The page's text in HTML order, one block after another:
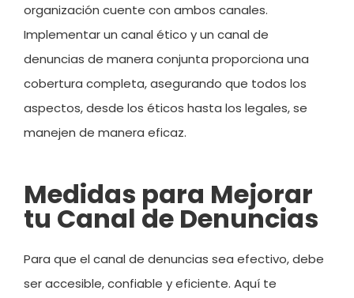
organización cuente con ambos canales.
Implementar un canal ético y un canal de
denuncias de manera conjunta proporciona una
cobertura completa, asegurando que todos los
aspectos, desde los éticos hasta los legales, se
manejen de manera eficaz.
Medidas para Mejorar
tu Canal de Denuncias
Para que el canal de denuncias sea efectivo, debe
ser accesible, confiable y eficiente. Aquí te